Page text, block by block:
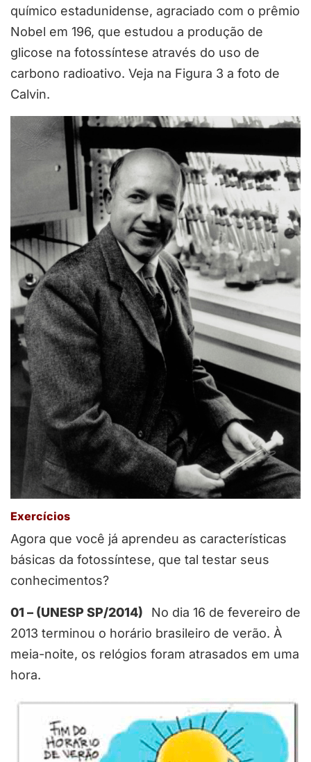
químico estadunidense, agraciado com o prêmio
Nobel em 196, que estudou a produção de
glicose na fotossíntese através do uso de
carbono radioativo. Veja na Figura 3 a foto de
Calvin.
Exercícios
Agora que você já aprendeu as características
básicas da fotossíntese, que tal testar seus
conhecimentos?
01 – (UNESP SP/2014) No dia 16 de fevereiro de
2013 terminou o horário brasileiro de verão. À
meia-noite, os relógios foram atrasados em uma
hora.